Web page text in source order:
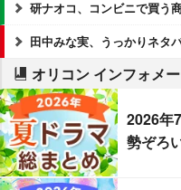
研ナオコ、コンビニで買う
田中みな実、うっかりネタ
オリコン インフォメ
2026年
勢ぞろ